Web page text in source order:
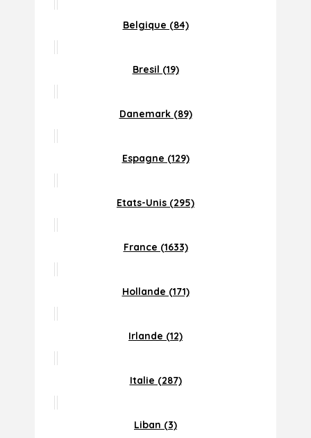
Belgique (84)
Bresil (19)
Danemark (89)
Espagne (129)
Etats-Unis (295)
France (1633)
Hollande (171)
Irlande (12)
Italie (287)
Liban (3)